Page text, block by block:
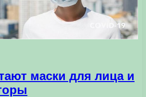
маски для лица и